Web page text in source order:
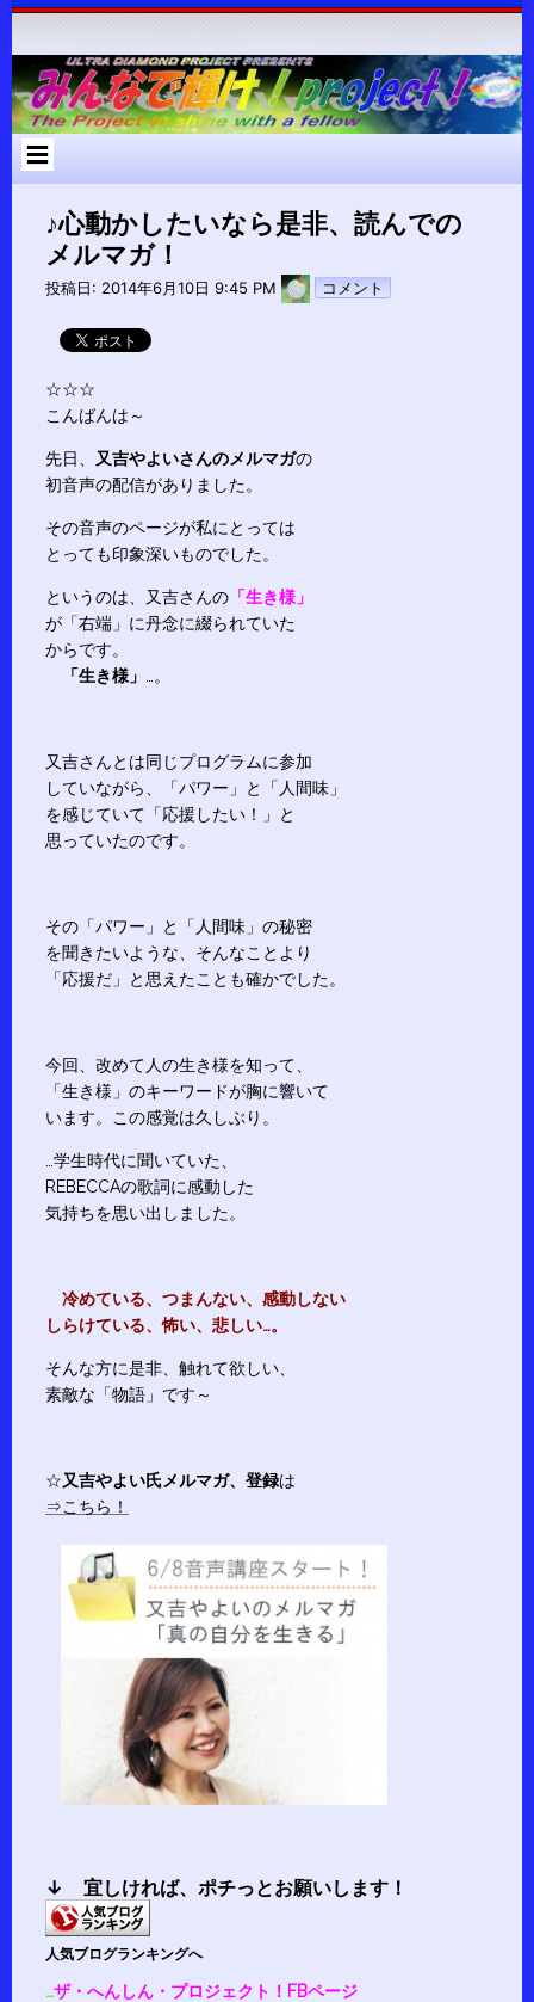
コ
ン
ツ
へ
ス
♪心動かしたいなら是非、読んでの
メルマガ！
投稿日: 2014年6月10日 9:45 PM pokari7
コメント
☆☆☆
こんばんは～
先日、 又吉やよいさんのメルマガの
初音声の配信がありました。
その音声のページが私にとっては
とっても印象深いものでした。
というのは、又吉さんの 「生き様」
が「右端」に丹念に綴られていた
からです。
「生き様」
…。
又吉さんとは同じプログラムに参加
していながら、「パワー」と「人間味」
を感じていて「応援したい！」と
思っていたのです。
その「パワー」と「人間味」の秘密
を聞きたいような、そんなことより
「応援だ」と思えたことも確かでした。
今回、改めて人の生き様を知って、
「生き様」のキーワードが胸に響いて
います。この感覚は久しぶり。
…学生時代に聞いていた、
REBECCAの歌詞に感動した
気持ちを思い出しました。
冷めている、つまんない、感動しない
しらけている、怖い、悲しい…。
そんな方に是非、触れて欲しい、
素敵な「物語」です～
☆又吉やよい氏メルマガ、登録は
⇒こちら！
↓ 宜しければ、 ポチっとお願いします！
人気ブログランキングへ
…ザ・へんしん・プロジェクト！FBページ